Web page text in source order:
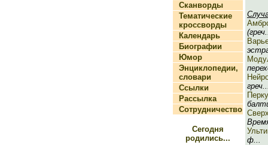
Сканворды
Тематические
кроссворды
Календарь
Биографии
Юмор
Энциклопедии,
словари
Ссылки
Рассылка
Сотрудничество
Сегодня
родились...
ф...